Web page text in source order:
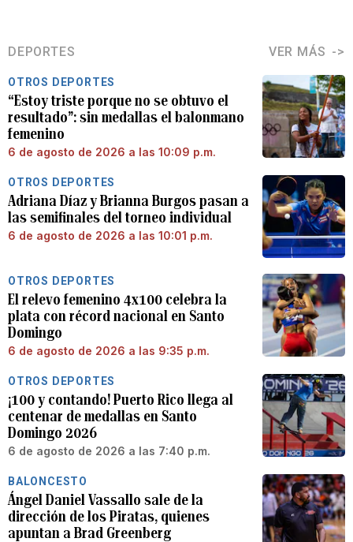
DEPORTES VER MÁS
OTROS DEPORTES
“Estoy triste porque no se obtuvo el
resultado”: sin medallas el balonmano
femenino
6 de agosto de 2026 a las 10:09 p.m.
OTROS DEPORTES
Adriana Díaz y Brianna Burgos pasan a
las semifinales del torneo individual
6 de agosto de 2026 a las 10:01 p.m.
OTROS DEPORTES
El relevo femenino 4x100 celebra la
plata con récord nacional en Santo
Domingo
6 de agosto de 2026 a las 9:35 p.m.
OTROS DEPORTES
¡100 y contando! Puerto Rico llega al
centenar de medallas en Santo
Domingo 2026
6 de agosto de 2026 a las 7:40 p.m.
BALONCESTO
Ángel Daniel Vassallo sale de la
dirección de los Piratas, quienes
apuntan a Brad Greenberg